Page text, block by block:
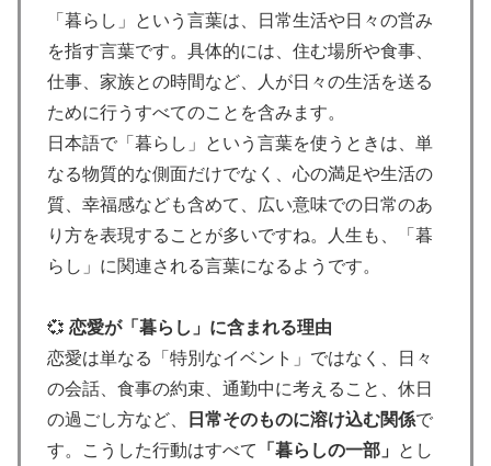
「暮らし」という言葉は、日常生活や日々の営み
を指す言葉です。具体的には、住む場所や食事、
仕事、家族との時間など、人が日々の生活を送る
ために行うすべてのことを含みます。
日本語で「暮らし」という言葉を使うときは、単
なる物質的な側面だけでなく、心の満足や生活の
質、幸福感なども含めて、広い意味での日常のあ
り方を表現することが多いですね。人生も、「暮
らし」に関連される言葉になるようです。
💞 恋愛が「暮らし」に含まれる理由
恋愛は単なる「特別なイベント」ではなく、日々
の会話、食事の約束、通勤中に考えること、休日
の過ごし方など、
日常そのものに溶け込む関係で
す。こうした行動はすべて
「暮らしの一部」
とし